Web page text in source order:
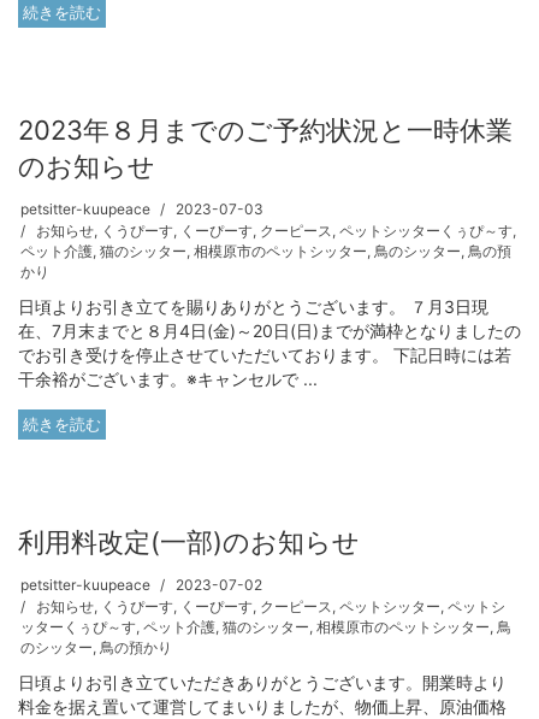
続きを読む
2023年８月までのご予約状況と一時休業
のお知らせ
petsitter-kuupeace
2023-07-03
お知らせ, くうぴーす, くーぴーす, クーピース , ペットシッターくぅぴ～す,
ペット介護, 猫のシッター, 相模原市のペットシッター, 鳥のシッター, 鳥の預
かり
日頃よりお引き立てを賜りありがとうございます。 ７月3日現
在、7月末までと８月4日(金)～20日(日)までが満枠となりましたの
でお引き受けを停止させていただいております。 下記日時には若
干余裕がございます。※キャンセルで ...
続きを読む
利用料改定(一部)のお知らせ
petsitter-kuupeace
2023-07-02
お知らせ, くうぴーす, くーぴーす, クーピース, ペットシッター, ペットシ
ッターくぅぴ～す, ペット介護, 猫のシッター, 相模原市のペットシッター, 鳥
のシッター, 鳥の預かり
日頃よりお引き立ていただきありがとうございます。開業時より
料金を据え置いて運営してまいりましたが、物価上昇、原油価格